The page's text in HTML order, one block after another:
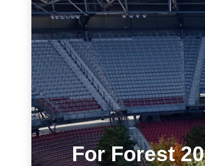
For Forest